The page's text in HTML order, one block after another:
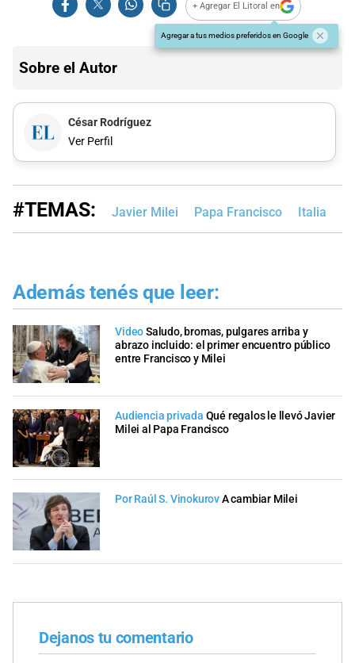
+ Agregar El Litoral en
Agregar a tus medios preferidos en Google
Sobre el Autor
César Rodríguez
Ver Perfil
#TEMAS: Javier Milei Papa Francisco Italia
Además tenés que leer:
VideoSaludo, bromas, pulgares arriba y
abrazo incluido: el primer encuentro público
entre Francisco y Milei
Audiencia privada Qué regalos le llevó Javier
Milei al Papa Francisco
Por Raúl S. VinokurovA cambiar Milei
Dejanos tu comentario